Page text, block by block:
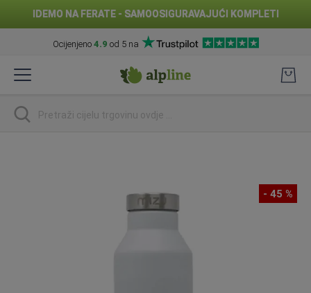
IDEMO NA FERATE - SAMOOSIGURAVAJUĆI KOMPLETI
Ocijenjeno 4.9 od 5 na
na
traži
- 45 %